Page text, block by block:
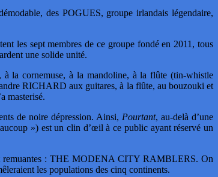
des POGUES, groupe irlandais légendaire,
les sept membres de ce groupe fondé en 2011, tous
une solide unité.
la cornemuse, à la mandoline, à la flûte (tin-whistle
RICHARD aux guitares, à la flûte, au bouzouki et
masterisé.
de noire dépression. Ainsi, Pourtant, au-delà d’une
») est un clin d’œil à ce public ayant réservé un
remuantes : THE MODENA CITY RAMBLERS. On
les populations des cinq continents.